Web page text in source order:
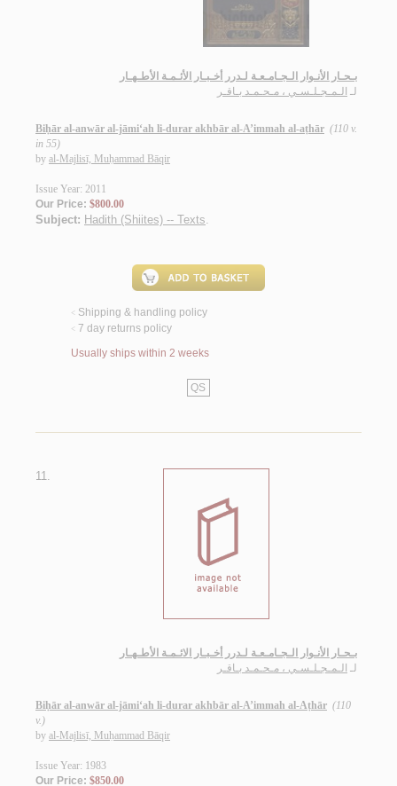
بـحـار الأنـوار الـجـامـعـة لـدرر أخـبـار الأئـمـة الأطـهـار
لـ الـمـجـلـسـي ، مـحـمـد بـاقـر
Biḥār al-anwār al-jāmi‘ah li-durar akhbār al-A’immah al-aṭhār (110 v.
in 55)
by al-Majlisī, Muḥammad Bāqir
Issue Year: 2011
Our Price: $800.00
Subject: Hadith (Shiites) -- Texts.
< Shipping & handling policy
< 7 day returns policy
Usually ships within 2 weeks
QS
11.
بـحـار الأنـوار الـجـامـعـة لـدرر أخـبـار الائـمـة الأطـهـار
لـ الـمـجـلـسـي ، مـحـمـد بـاقـر
Biḥār al-anwār al-jāmi‘ah li-durar akhbār al-A’immah al-Aṭhār (110
v.)
by al-Majlisī, Muḥammad Bāqir
Issue Year: 1983
Our Price: $850.00